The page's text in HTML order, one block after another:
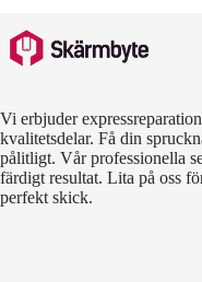
Vi erbjuder
kvalitetsdelar. Få din
pålitligt. Vår professionella
färdigt resultat. Lita på oss
perfekt skick.